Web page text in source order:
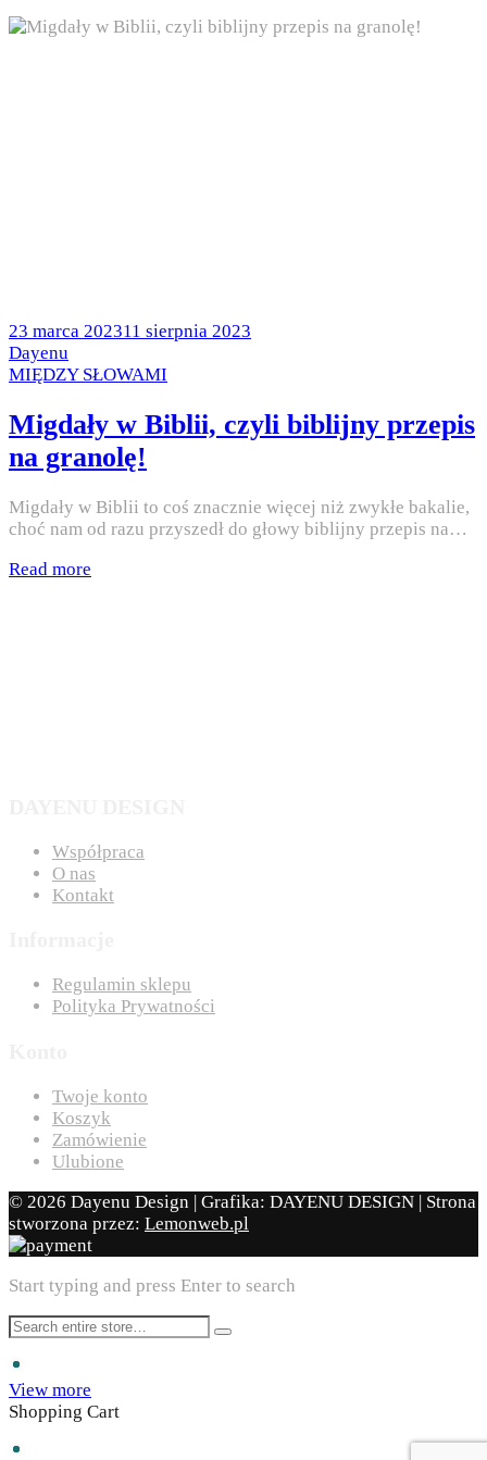
Posted
on
23 marca 202311 sierpnia 2023
by
Dayenu
Posted
MIĘDZY SŁOWAMI
Migdały w Biblii, czyli biblijny przepis
na granolę!
Migdały w Biblii to coś znacznie więcej niż zwykłe bakalie,
choć nam od razu przyszedł do głowy biblijny przepis na…
Read more
Współpraca
O nas
Kontakt
Regulamin sklepu
Polityka Prywatności
Twoje konto
Koszyk
Zamówienie
Ulubione
© 2026 Dayenu Design | Grafika: DAYENU DESIGN | Strona
stworzona przez: Lemonweb.pl
Start typing and press Enter to search
View more
Shopping Cart